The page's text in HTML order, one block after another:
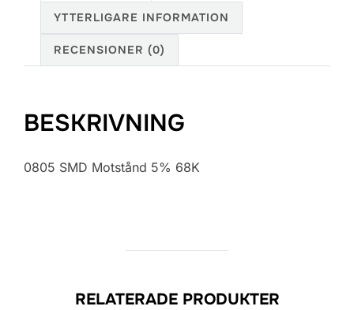
YTTERLIGARE INFORMATION
RECENSIONER (0)
BESKRIVNING
0805 SMD Motstånd 5% 68K
RELATERADE PRODUKTER